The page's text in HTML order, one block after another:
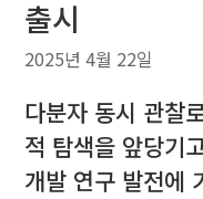
출시
2025년 4월 22일
다분자 동시 관찰
적 탐색을 앞당기
개발 연구 발전에